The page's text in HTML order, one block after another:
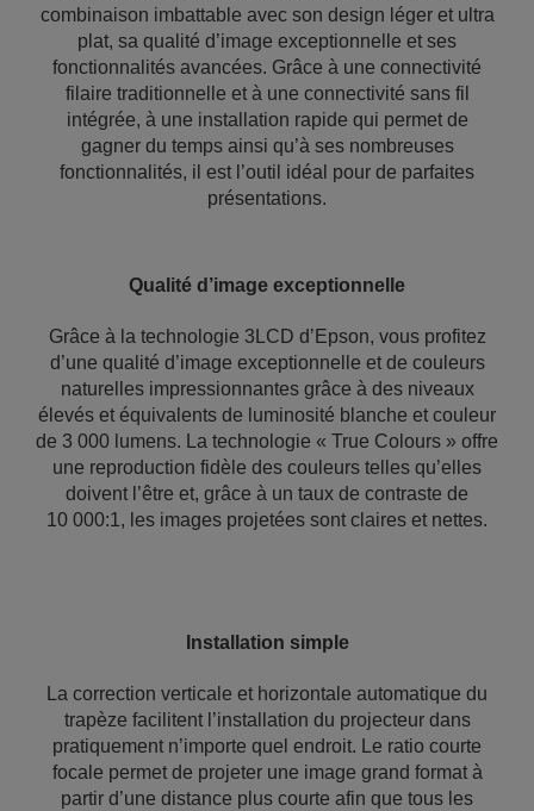
combinaison imbattable avec son design léger et ultra
plat, sa qualité d’image exceptionnelle et ses
fonctionnalités avancées. Grâce à une connectivité
filaire traditionnelle et à une connectivité sans fil
intégrée, à une installation rapide qui permet de
gagner du temps ainsi qu’à ses nombreuses
fonctionnalités, il est l’outil idéal pour de parfaites
présentations.
Qualité d’image exceptionnelle
Grâce à la technologie 3LCD d’Epson, vous profitez
d’une qualité d’image exceptionnelle et de couleurs
naturelles impressionnantes grâce à des niveaux
élevés et équivalents de luminosité blanche et couleur
de 3 000 lumens. La technologie « True Colours » offre
une reproduction fidèle des couleurs telles qu’elles
doivent l’être et, grâce à un taux de contraste de
10 000:1, les images projetées sont claires et nettes.
Installation simple
La correction verticale et horizontale automatique du
trapèze facilitent l’installation du projecteur dans
pratiquement n’importe quel endroit. Le ratio courte
focale permet de projeter une image grand format à
partir d’une distance plus courte afin que tous les